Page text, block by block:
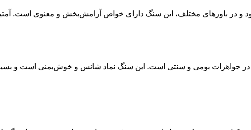
و در باورهای مختلف، این سنگ دارای خواص آرامش‌بخش و معنوی است.
جواهرات بومی و سنتی است. این سنگ نماد شانس و خوش‌یمنی است و